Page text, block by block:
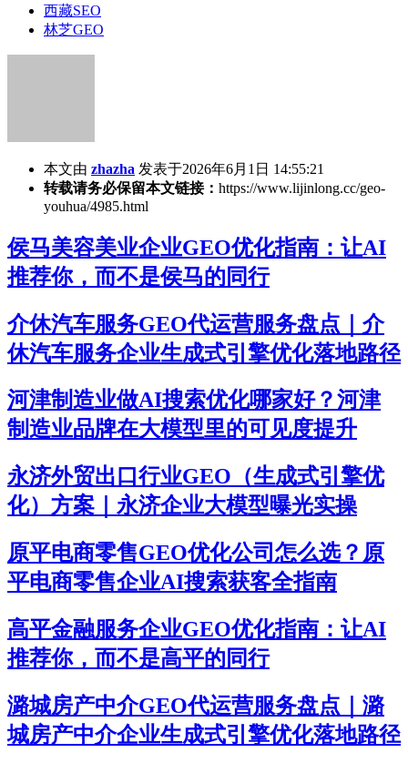
西藏SEO
林芝GEO
本文由 zhazha 发表于2026年6月1日 14:55:21
转载请务必保留本文链接： https://www.lijinlong.cc/geo-
youhua/4985.html
侯马美容美业企业GEO优化指南：让AI
推荐你，而不是侯马的同行
介休汽车服务GEO代运营服务盘点｜介
休汽车服务企业生成式引擎优化落地路径
河津制造业做AI搜索优化哪家好？河津
制造业品牌在大模型里的可见度提升
永济外贸出口行业GEO（生成式引擎优
化）方案｜永济企业大模型曝光实操
原平电商零售GEO优化公司怎么选？原
平电商零售企业AI搜索获客全指南
高平金融服务企业GEO优化指南：让AI
推荐你，而不是高平的同行
潞城房产中介GEO代运营服务盘点｜潞
城房产中介企业生成式引擎优化落地路径